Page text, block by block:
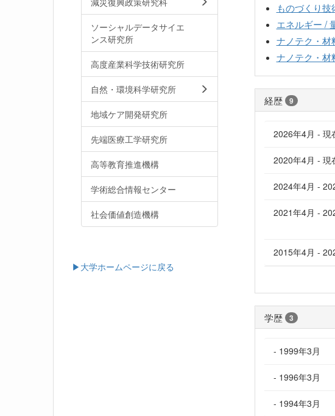
ものづくり
エネルギー /
ナノテク・材
ナノテク・材
経歴 9
2026年4月 - 現
2020年4月 - 現
2024年4月 -
2021年4月 -
2015年4月 -
学歴 3
- 1999年3月
- 1996年3月
- 1994年3月
ソーシャルデータサイエ
ンス研究所
高度産業科学技術研究所
自然・環境科学研究所
地域ケア開発研究所
先端医療工学研究所
高等教育推進機構
学術総合情報センター
社会価値創造機構
▶大学ホームページに戻る